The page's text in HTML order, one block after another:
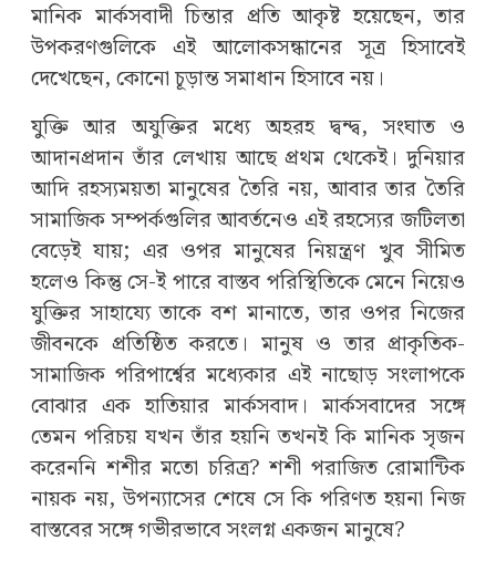
মানিক মার্কসবাদী চিন্তার প্রতি আকৃষ্ট হয়েছেন, তার
উপকরণগুলিকে এই আলোকসন্ধানের সূত্র হিসাবেই
দেখেছেন, কোনো চূড়ান্ত সমাধান হিসাবে নয়।
যুক্তি আর অযুক্তির মধ্যে অহরহ দ্বন্দ্ব, সংঘাত ও
আদানপ্রদান তাঁর লেখায় আছে প্রথম থেকেই। দুনিয়ার
আদি রহস্যময়তা মানুষের তৈরি নয়, আবার তার তৈরি
সামাজিক সম্পর্কগুলির আবর্তনেও এই রহস্যের জটিলতা
বেড়েই যায়; এর ওপর মানুষের নিয়ন্ত্রণ খুব সীমিত
হলেও কিন্তু সে-ই পারে বাস্তব পরিস্থিতিকে মেনে নিয়েও
যুক্তির সাহায্যে তাকে বশ মানাতে, তার ওপর নিজের
জীবনকে প্রতিষ্ঠিত করতে। মানুষ ও তার প্রাকৃতিক-
সামাজিক পরিপার্শ্বের মধ্যেকার এই নাছোড় সংলাপকে
বোঝার এক হাতিয়ার মার্কসবাদ। মার্কসবাদের সঙ্গে
তেমন পরিচয় যখন তাঁর হয়নি তখনই কি মানিক সৃজন
করেননি শশীর মতো চরিত্র? শশী পরাজিত রোমান্টিক
নায়ক নয়, উপন্যাসের শেষে সে কি পরিণত হয়না নিজ
বাস্তবের সঙ্গে গভীরভাবে সংলগ্ন একজন মানুষে?